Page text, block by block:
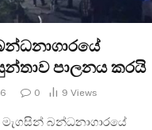
පාලනය කරයි
0 9 Views
බන්ධනාගාරයේ